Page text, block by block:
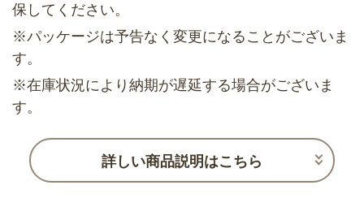
保してください。
※パッケージは予告なく変更になることがございま
す。
※在庫状況により納期が遅延する場合がございま
す。
詳しい商品説明はこちら